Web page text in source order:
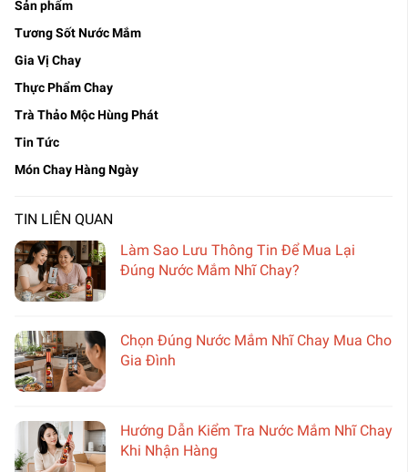
Sản phẩm
Tương Sốt Nước Mắm
Gia Vị Chay
Thực Phẩm Chay
Trà Thảo Mộc Hùng Phát
Tin Tức
Món Chay Hàng Ngày
TIN LIÊN QUAN
Làm Sao Lưu Thông Tin Để Mua Lại
Đúng Nước Mắm Nhĩ Chay?
Chọn Đúng Nước Mắm Nhĩ Chay Mua Cho
Gia Đình
Hướng Dẫn Kiểm Tra Nước Mắm Nhĩ Chay
Khi Nhận Hàng